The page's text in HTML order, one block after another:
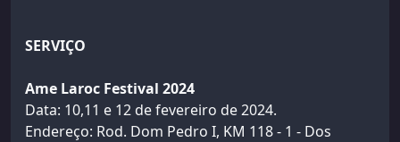
SERVIÇO
Ame Laroc Festival 2024
Data: 10,11 e 12 de fevereiro de 2024.
Endereço: Rod. Dom Pedro I, KM 118 - 1 - Dos